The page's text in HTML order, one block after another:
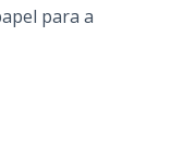
para a